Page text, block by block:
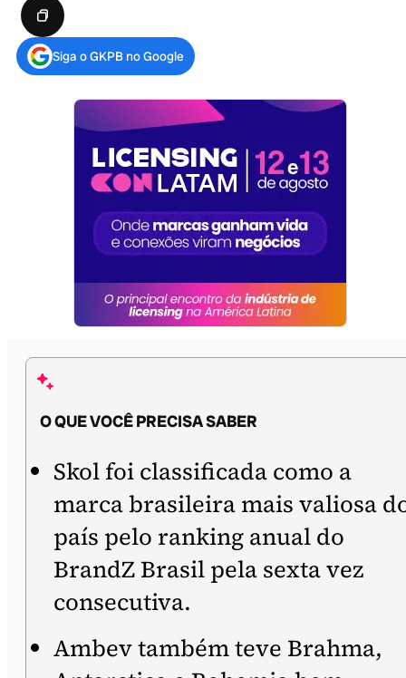
Siga o GKPB no Google
O QUE VOCÊ PRECISA SABER
Skol foi classificada como a
marca brasileira mais valiosa
país pelo ranking anual do
BrandZ Brasil pela sexta vez
consecutiva.
Ambev também teve Brahma,